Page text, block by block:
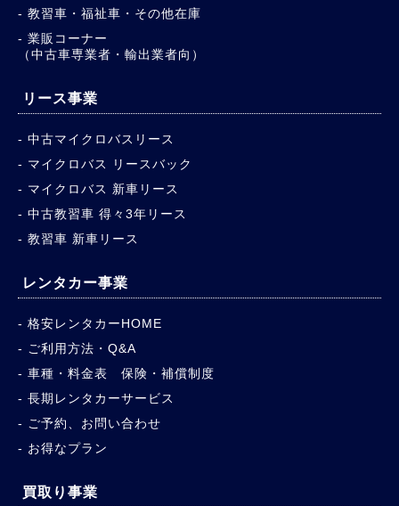
教習車・福祉車・その他在庫
業販コーナー
（中古車専業者・輸出業者向）
リース事業
中古マイクロバスリース
マイクロバス リースバック
マイクロバス 新車リース
中古教習車 得々3年リース
教習車 新車リース
レンタカー事業
格安レンタカーHOME
ご利用方法・Q&A
車種・料金表 保険・補償制度
長期レンタカーサービス
ご予約、お問い合わせ
お得なプラン
買取り事業